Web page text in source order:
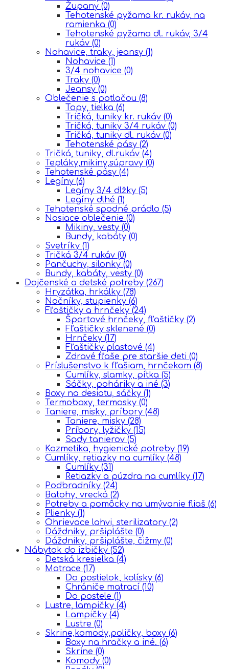
Župany (0)
Tehotenské pyžama kr. rukáv, na
ramienka (0)
Tehotenské pyžama dl. rukáv, 3/4
rukáv (0)
Nohavice, traky, jeansy (1)
Nohavice (1)
3/4 nohavice (0)
Traky (0)
Jeansy (0)
Oblečenie s potlačou (8)
Topy, tielka (6)
Tričká, tuniky kr. rukáv (0)
Tričká, tuniky 3/4 rukáv (0)
Tričká, tuniky dl. rukáv (0)
Tehotenské pásy (2)
Tričká, tuniky, dl.rukáv (4)
Tepláky,mikiny,súpravy (0)
Tehotenské pásy (4)
Legíny (6)
Legíny 3/4 dlžky (5)
Legíny dlhé (1)
Tehotenské spodné prádlo (5)
Nosiace oblečenie (0)
Mikiny, vesty (0)
Bundy, kabáty (0)
Svetríky (1)
Tričká 3/4 rukáv (0)
Pančuchy, silonky (0)
Bundy, kabáty, vesty (0)
Dojčenské a detské potreby (267)
Hryzátka, hrkálky (78)
Nočníky, stupienky (6)
Fľaštičky a hrnčeky (24)
Športové hrnčeky, fľaštičky (2)
Fľaštičky sklenené (0)
Hrnčeky (17)
Fľaštičky plastové (4)
Zdravé fľaše pre staršie deti (0)
Príslušenstvo k fľašiam, hrnčekom (8)
Cumlíky, slamky, pítka (5)
Sáčky, poháriky a iné (3)
Boxy na desiatu, sáčky (1)
Termoboxy, termosky (0)
Taniere, misky, príbory (48)
Taniere, misky (28)
Príbory, lyžičky (15)
Sady tanierov (5)
Kozmetika, hygienické potreby (19)
Cumlíky, retiazky na cumlíky (48)
Cumlíky (31)
Retiazky a púzdra na cumlíky (17)
Podbradníky (24)
Batohy, vrecká (2)
Potreby a pomôcky na umývanie fliaš (6)
Plienky (1)
Ohrievace lahvi, sterilizatory (2)
Dáždniky, pršiplášte (0)
Dáždniky, pršiplášte, čižmy (0)
Nábytok do izbičky (52)
Detská kresielka (4)
Matrace (17)
Do postielok, kolísky (6)
Chrániče matrací (10)
Do postele (1)
Lustre, lampičky (4)
Lampičky (4)
Lustre (0)
Skrine,komody,poličky, boxy (6)
Boxy na hračky a iné. (6)
Skrine (0)
Komody (0)